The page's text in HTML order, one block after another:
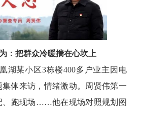
：把群众冷暖揣在心坎上
湖某小区3栋楼400多户业主因电
体来访，情绪激动。周贤伟第一
、跑现场……他在现场对照规划图